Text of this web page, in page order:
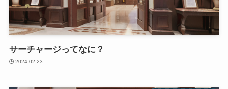
サーチャージってなに？
2024-02-23